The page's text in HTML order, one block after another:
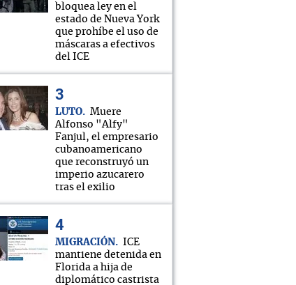
bloquea ley en el
estado de Nueva York
que prohíbe el uso de
máscaras a efectivos
del ICE
LUTO
Muere
Alfonso "Alfy"
Fanjul, el empresario
cubanoamericano
que reconstruyó un
imperio azucarero
tras el exilio
MIGRACIÓN
ICE
mantiene detenida en
Florida a hija de
diplomático castrista